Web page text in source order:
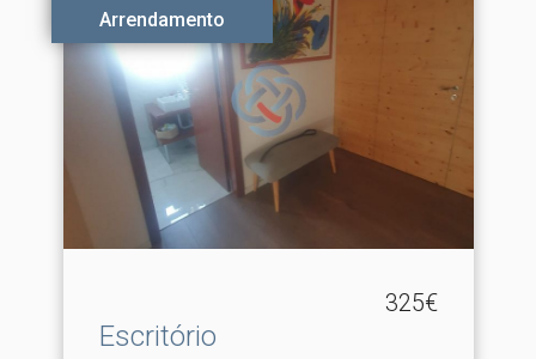
Arrendamento
325€
Escritório